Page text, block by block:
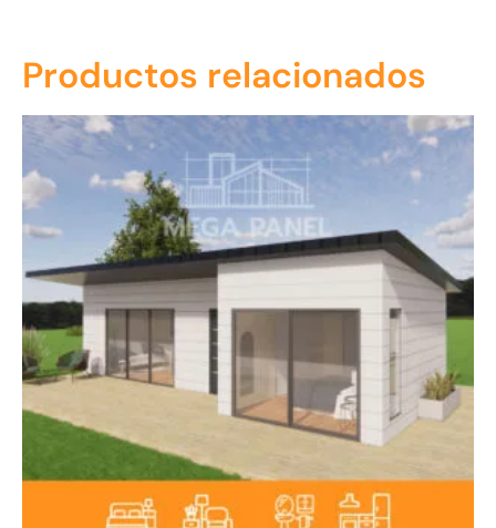
Productos relacionados